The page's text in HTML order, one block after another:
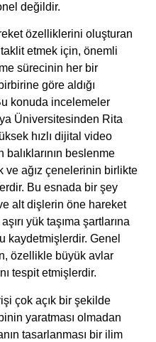
değildir.
özelliklerini oluşturan
etmek için, önemli
sürecinin her bir
göre aldığı
konuda incelemeler
Üniversitesinden Rita
hızlı dijital video
beslenme
ve ağız çenelerinin birlikte
Bu esnada bir şey
alt dişlerin öne hareket
yük taşıma şartlarına
kaydetmişlerdir. Genel
özellikle büyük avlar
tespit etmişlerdir.
çok açık bir şekilde
yaratması olmadan
tasarlanması bir ilim